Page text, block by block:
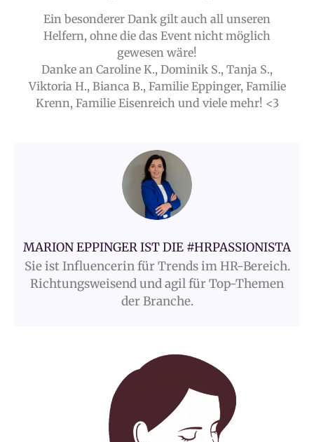
Ein besonderer Dank gilt auch all unseren
Helfern, ohne die das Event nicht möglich
gewesen wäre!
Danke an Caroline K., Dominik S., Tanja S.,
Viktoria H., Bianca B., Familie Eppinger, Familie
Krenn, Familie Eisenreich und viele mehr! <3
MARION EPPINGER IST DIE #HRPASSIONISTA
Sie ist Influencerin für Trends im HR-Bereich.
Richtungsweisend und agil für Top-Themen
der Branche.